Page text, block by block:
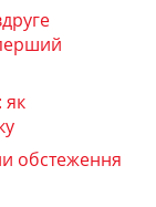
як
обстеження